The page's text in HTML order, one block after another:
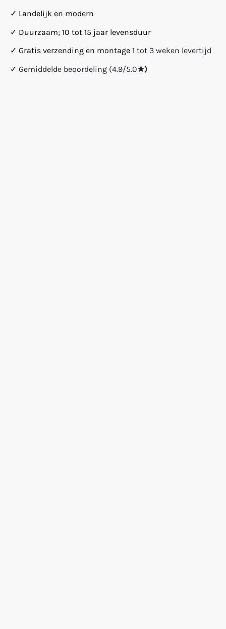
✓ Landelijk en modern
✓ Duurzaam; 10 tot 15 jaar levensduur
✓ Gratis verzending en montage 1 tot 3 weken levertijd
✓ Gemiddelde beoordeling (4.9/5.0★)